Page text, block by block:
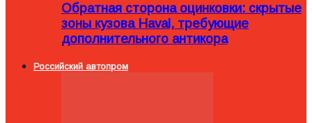
Обратная сторона оцинковки: скрытые
зоны кузова Haval, требующие
дополнительного антикора
Российский автопром